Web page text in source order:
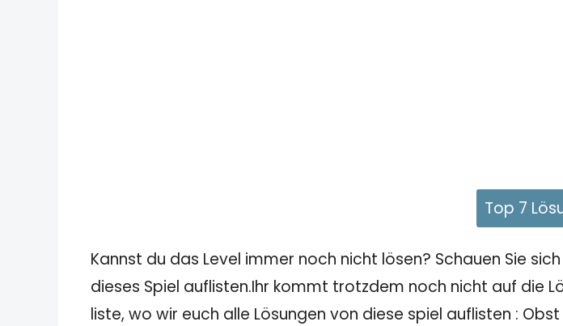
Top 7
Kannst du das Level immer noch nicht lösen? Schauen Sie
dieses Spiel auflisten.Ihr kommt trotzdem noch nicht auf die
liste, wo wir euch alle Lösungen von diese spiel auflisten :